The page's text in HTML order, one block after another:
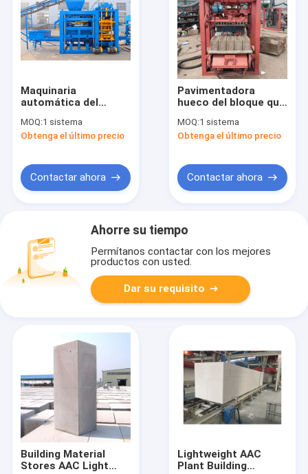
Maquinaria
automática del
del cemento de la
máquina de
del 10%
MOQ:1 sistema
Obtenga el último precio
Contactar ahora
Pavimentadora
hueco del bloque que
máquina del bloqueo
concreto
MOQ:1 sistema
Obtenga el último precio
Contactar ahora
Ahorre su tiempo
Permítanos contactar con los mejores
productos con usted.
Dar su requisito
Building Material
Stores AAC Light
Lightweight AAC
Plant Building